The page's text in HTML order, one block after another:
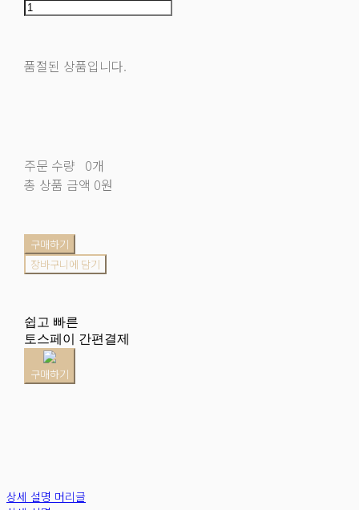
품절된 상품입니다.
주문 수량 0개
총 상품 금액 0원
구매하기
장바구니에 담기
쉽고 빠른
토스페이 간편결제
구매하기
상세 설명 머리글